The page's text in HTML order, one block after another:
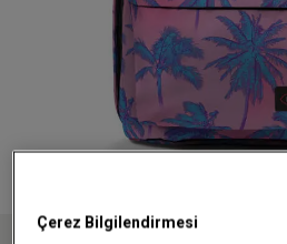
Çerez Bilgilendirmesi